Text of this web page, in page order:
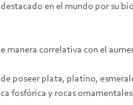
en el mundo por su
manera correlativa con el
poseer plata, platino,
fosfórica y rocas